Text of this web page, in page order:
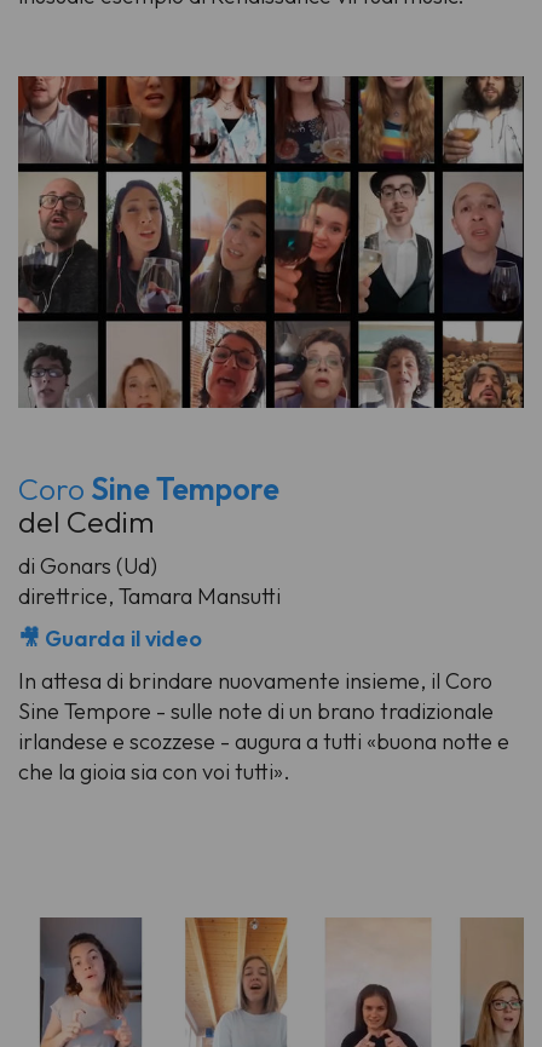
Coro Sine Tempore
del Cedim
di Gonars (Ud)
direttrice, Tamara Mansutti
🎥 Guarda il video
In attesa di brindare nuovamente insieme, il Coro
Sine Tempore - sulle note di un brano tradizionale
irlandese e scozzese - augura a tutti «buona notte e
che la gioia sia con voi tutti».